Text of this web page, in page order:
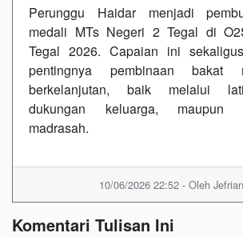
Perunggu Haidar menjadi
medali MTs Negeri 2 Tegal di
Tegal 2026. Capaian ini
pentingnya pembinaan bakat
berkelanjutan, baik melalui
dukungan keluarga, maupun
madrasah.
10/06/2026 22:52 - Oleh
Komentari Tulisan Ini